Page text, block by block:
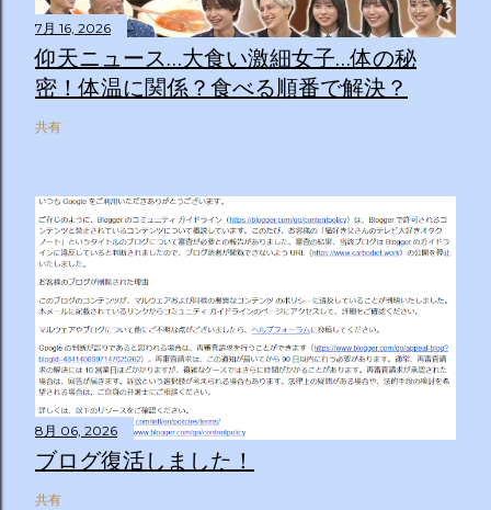
7月 16, 2026
仰天ニュース…大食い激細女子…体の秘
密！体温に関係？食べる順番で解決？
共有
8月 06, 2026
ブログ復活しました！
共有